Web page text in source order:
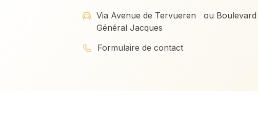
Via Avenue de Tervueren ou Boulevard
Général Jacques
Formulaire de contact